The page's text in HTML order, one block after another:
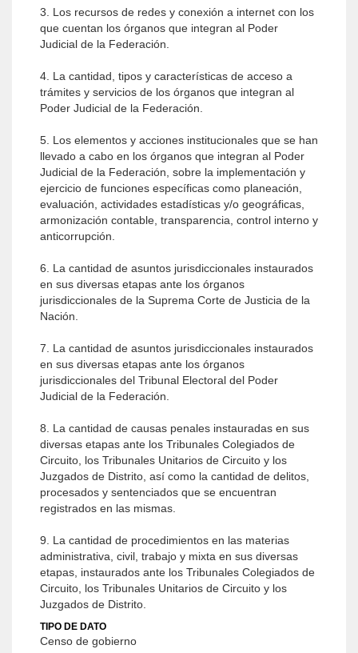
3. Los recursos de redes y conexión a internet con los
que cuentan los órganos que integran al Poder
Judicial de la Federación.
4. La cantidad, tipos y características de acceso a
trámites y servicios de los órganos que integran al
Poder Judicial de la Federación.
5. Los elementos y acciones institucionales que se han
llevado a cabo en los órganos que integran al Poder
Judicial de la Federación, sobre la implementación y
ejercicio de funciones específicas como planeación,
evaluación, actividades estadísticas y/o geográficas,
armonización contable, transparencia, control interno y
anticorrupción.
6. La cantidad de asuntos jurisdiccionales instaurados
en sus diversas etapas ante los órganos
jurisdiccionales de la Suprema Corte de Justicia de la
Nación.
7. La cantidad de asuntos jurisdiccionales instaurados
en sus diversas etapas ante los órganos
jurisdiccionales del Tribunal Electoral del Poder
Judicial de la Federación.
8. La cantidad de causas penales instauradas en sus
diversas etapas ante los Tribunales Colegiados de
Circuito, los Tribunales Unitarios de Circuito y los
Juzgados de Distrito, así como la cantidad de delitos,
procesados y sentenciados que se encuentran
registrados en las mismas.
9. La cantidad de procedimientos en las materias
administrativa, civil, trabajo y mixta en sus diversas
etapas, instaurados ante los Tribunales Colegiados de
Circuito, los Tribunales Unitarios de Circuito y los
Juzgados de Distrito.
TIPO DE DATO
Censo de gobierno